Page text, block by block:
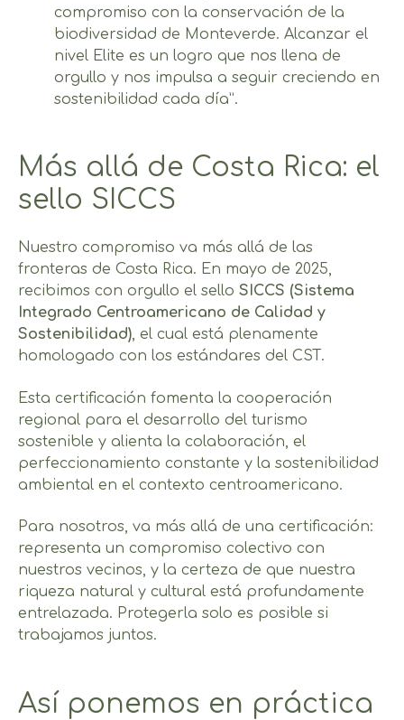
compromiso con la conservación de la
biodiversidad de Monteverde. Alcanzar el
nivel Elite es un logro que nos llena de
orgullo y nos impulsa a seguir creciendo en
sostenibilidad cada día”.
Más allá de Costa Rica: el
sello SICCS
Nuestro compromiso va más allá de las
fronteras de Costa Rica. En mayo de 2025,
recibimos con orgullo el sello SICCS (Sistema
Integrado Centroamericano de Calidad y
Sostenibilidad), el cual está plenamente
homologado con los estándares del CST.
Esta certificación fomenta la cooperación
regional para el desarrollo del turismo
sostenible y alienta la colaboración, el
perfeccionamiento constante y la sostenibilidad
ambiental en el contexto centroamericano.
Para nosotros, va más allá de una certificación:
representa un compromiso colectivo con
nuestros vecinos, y la certeza de que nuestra
riqueza natural y cultural está profundamente
entrelazada. Protegerla solo es posible si
trabajamos juntos.
Así ponemos en práctica